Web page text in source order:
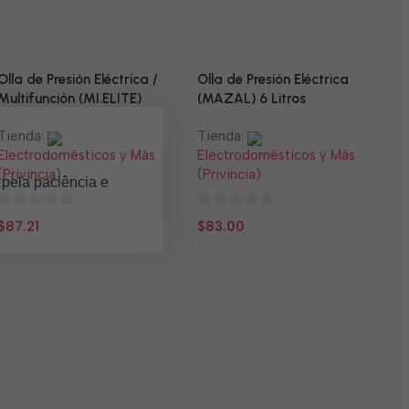
de Presión Eléctrica /
(MI.ELITE)
y Más
87.21
Olla de Presión Eléctrica
(MAZAL) 6 Litros
Tienda:
Electrodomésticos y Más
(Privincia)
0
$83.00
paciência e